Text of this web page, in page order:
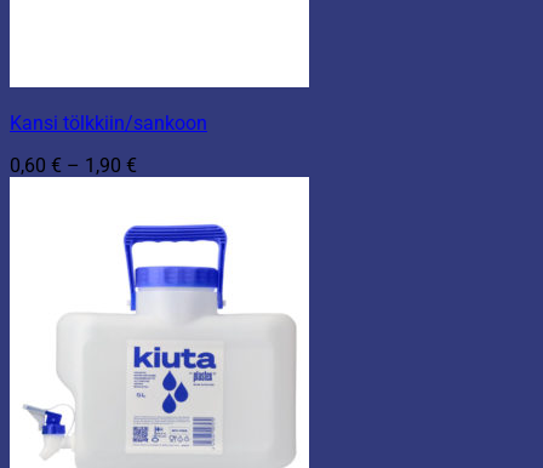
Kansi tölkkiin/sankoon
0,60 € – 1,90 €
1,90 €